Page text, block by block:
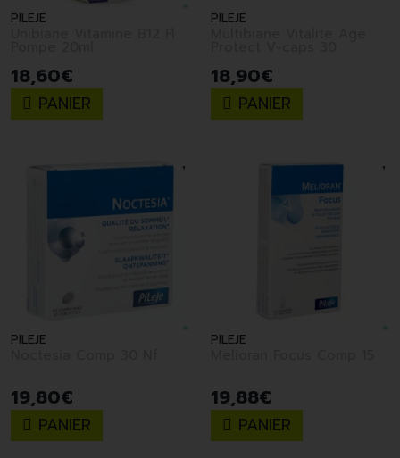
PILEJE
18,60€
PANIER
PILEJE
18,90€
PANIER
PILEJE
19,80€
PANIER
PILEJE
19,88€
PANIER